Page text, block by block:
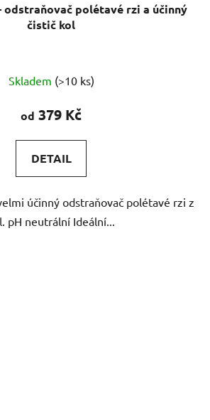
odstraňovač polétavé rzi a účinný
čistič kol
hodnocení
produktu
5,0
z
hvězdiček.
Skladem (>10 ks)
od 379 Kč
DETAIL
účinný odstraňovač polétavé rzi z
pH neutrální Ideální...